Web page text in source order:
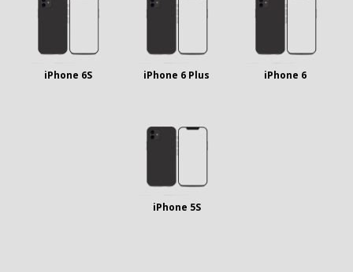
iPhone 6S iPhone 6 Plus iPhone 6
iPhone 5S